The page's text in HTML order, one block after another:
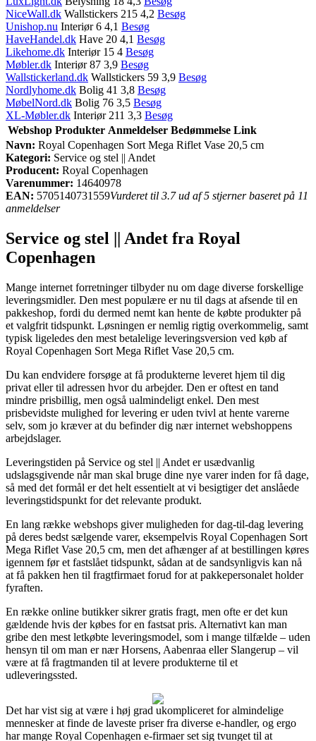
NiceWall.dk Wallstickers 215 4,2 Besøg
Unishop.nu Interiør 6 4,1 Besøg
HaveHandel.dk Have 20 4,1 Besøg
Likehome.dk Interiør 15 4 Besøg
Møbler.dk Interiør 87 3,9 Besøg
Wallstickerland.dk Wallstickers 59 3,9 Besøg
Nordlyhome.dk Bolig 41 3,8 Besøg
MøbelNord.dk Bolig 76 3,5 Besøg
XL-Møbler.dk Interiør 211 3,3 Besøg
Webshop Produkter Anmeldelser Bedømmelse Link
Navn: Royal Copenhagen Sort Mega Riflet Vase 20,5 cm
Kategori: Service og stel || Andet
Producent: Royal Copenhagen
Varenummer: 14640978
EAN: 5705140731559Vurderet til 3.7 ud af 5 stjerner baseret på 11
anmeldelser
Service og stel || Andet fra Royal
Copenhagen
Mange internet forretninger tilbyder nu om dage diverse forskellige
leveringsmidler. Den mest populære er nu til dags at afsende til en
pakkeshop, fordi du dermed nemt kan hente de købte produkter på
et valgfrit tidspunkt. Løsningen er nemlig rigtig overkommelig, samt
typisk ligeledes den mest betalelige leveringsversion ved køb af
Royal Copenhagen Sort Mega Riflet Vase 20,5 cm.
Du kan endvidere forsøge at få produkterne leveret hjem til dig
privat eller til adressen hvor du arbejder. Den er oftest en tand
mindre prisbillig, men også ualmindeligt enkel. Den mest
prisbevidste mulighed for levering er uden tvivl at hente varerne
selv, som jo kræver at du befinder dig nær internet webshoppens
arbejdslager.
Leveringstiden på Service og stel || Andet er usædvanlig
udslagsgivende når man skal bruge dine nye varer inden for få dage,
så med det formål er det helt essentielt at vi besigtiger det anslåede
leveringstidspunkt for det relevante produkt.
En lang række webshops giver muligheden for dag-til-dag levering
på deres bedst sælgende varer, eksempelvis Royal Copenhagen Sort
Mega Riflet Vase 20,5 cm, men det afhænger af at bestillingen køres
igennem før et fastslået tidspunkt, sådan at de sandsynligvis kan nå
at få pakken hen til fragtfirmaet forud for at pakkepersonalet holder
fyraften.
En række online butikker sikrer gratis fragt, men ofte er det kun
gældende hvis der købes for en fastsat pris. Alternativt kan man
gribe den mest letkøbte leveringsmodel, som i mange tilfælde – uden
hensyn til om man er nær Horsens, Aabenraa eller Slangerup – vil
være at få fragtmanden til at levere produkterne til et
udleveringssted.
Det har vist sig at være i høj grad ukompliceret for almindelige
mennesker at finde de laveste priser fra diverse e-handler, og ergo
har mange Royal Copenhagen e-firmaer set sig tvunget til at